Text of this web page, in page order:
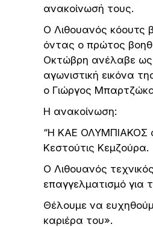
ανακοίνωσή τους.
Ο Λιθουανός κόουτς
όντας ο πρώτος
Οκτώβρη ανέλαβε ως
αγωνιστική εικόνα
ο Γιώργος
H ανακοίνωση:
“Η ΚΑΕ ΟΛΥΜΠΙΑΚΟΣ
Κεστούτις Κεμζούρα.
Ο Λιθουανός
επαγγελματισμό για
Θέλουμε να
καριέρα του».